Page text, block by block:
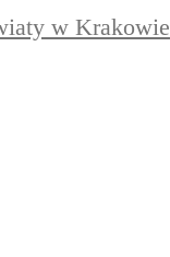
w Krakowie